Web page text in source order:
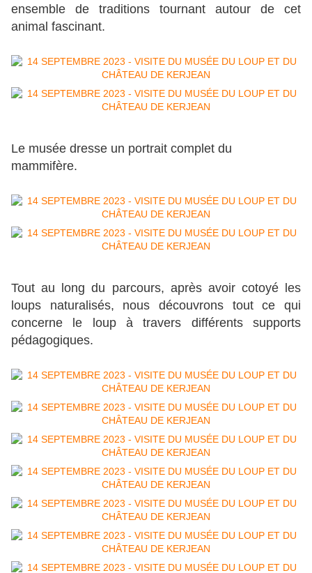
ensemble de traditions tournant autour de cet
animal fascinant.
Le musée dresse un portrait complet du
mammifère.
Tout au long du parcours, après avoir cotoyé les
loups naturalisés, nous découvrons tout ce qui
concerne le loup à travers différents supports
pédagogiques.